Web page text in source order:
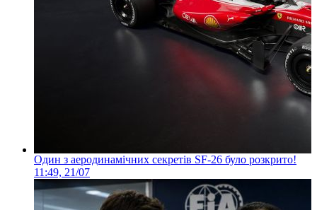
Один з аеродинамічних секретів SF-26 було розкрито!
11:49, 21/07